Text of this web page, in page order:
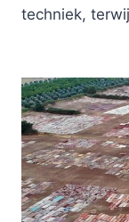
techniek,